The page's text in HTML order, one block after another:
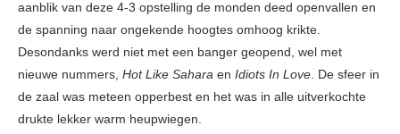
aanblik van deze 4-3 opstelling de monden deed openvallen en
de spanning naar ongekende hoogtes omhoog krikte.
Desondanks werd niet met een banger geopend, wel met
nieuwe nummers, Hot Like Sahara en Idiots In Love. De sfeer in
de zaal was meteen opperbest en het was in alle uitverkochte
drukte lekker warm heupwiegen.